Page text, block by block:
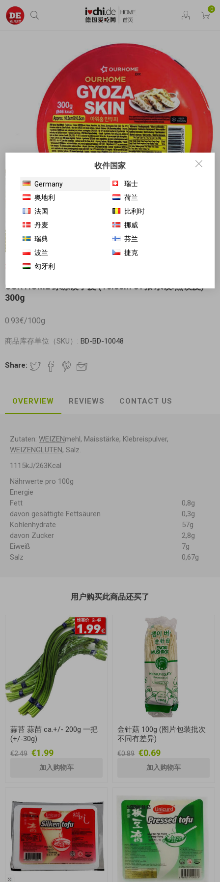
0
对不起-这个产品已经不再提供
OUR HOME 冰冻饺子皮 (10.5cm 31张 水饺.煎饺皮)
300g
0.93€/100g
商品库存单位（SKU）: BD-BD-10048
Share:
OVERVIEW REVIEWS CONTACT US
Zutaten: WEIZENmehl, Maisstärke, Klebreispulver,
WEIZENGLUTEN, Salz.
1115kJ/263Kcal
Nährwerte pro 100g
Energie
Fett
0,8g
davon gesättigte Fettsäuren
0,3g
Kohlenhydrate
57g
davon Zucker
2,8g
Eiweiß
7g
Salz
0,67g
用户购买此商品还买了
蒜苔 蒜苗 ca.+/- 200g 一把
(+/-30g)
€2.49 €1.99
金针菇 100g (图片包装批次
不同有差异)
€0.89 €0.69
收件国家
Germany
瑞士
奥地利
荷兰
法国
比利时
丹麦
挪威
瑞典
芬兰
波兰
捷克
匈牙利